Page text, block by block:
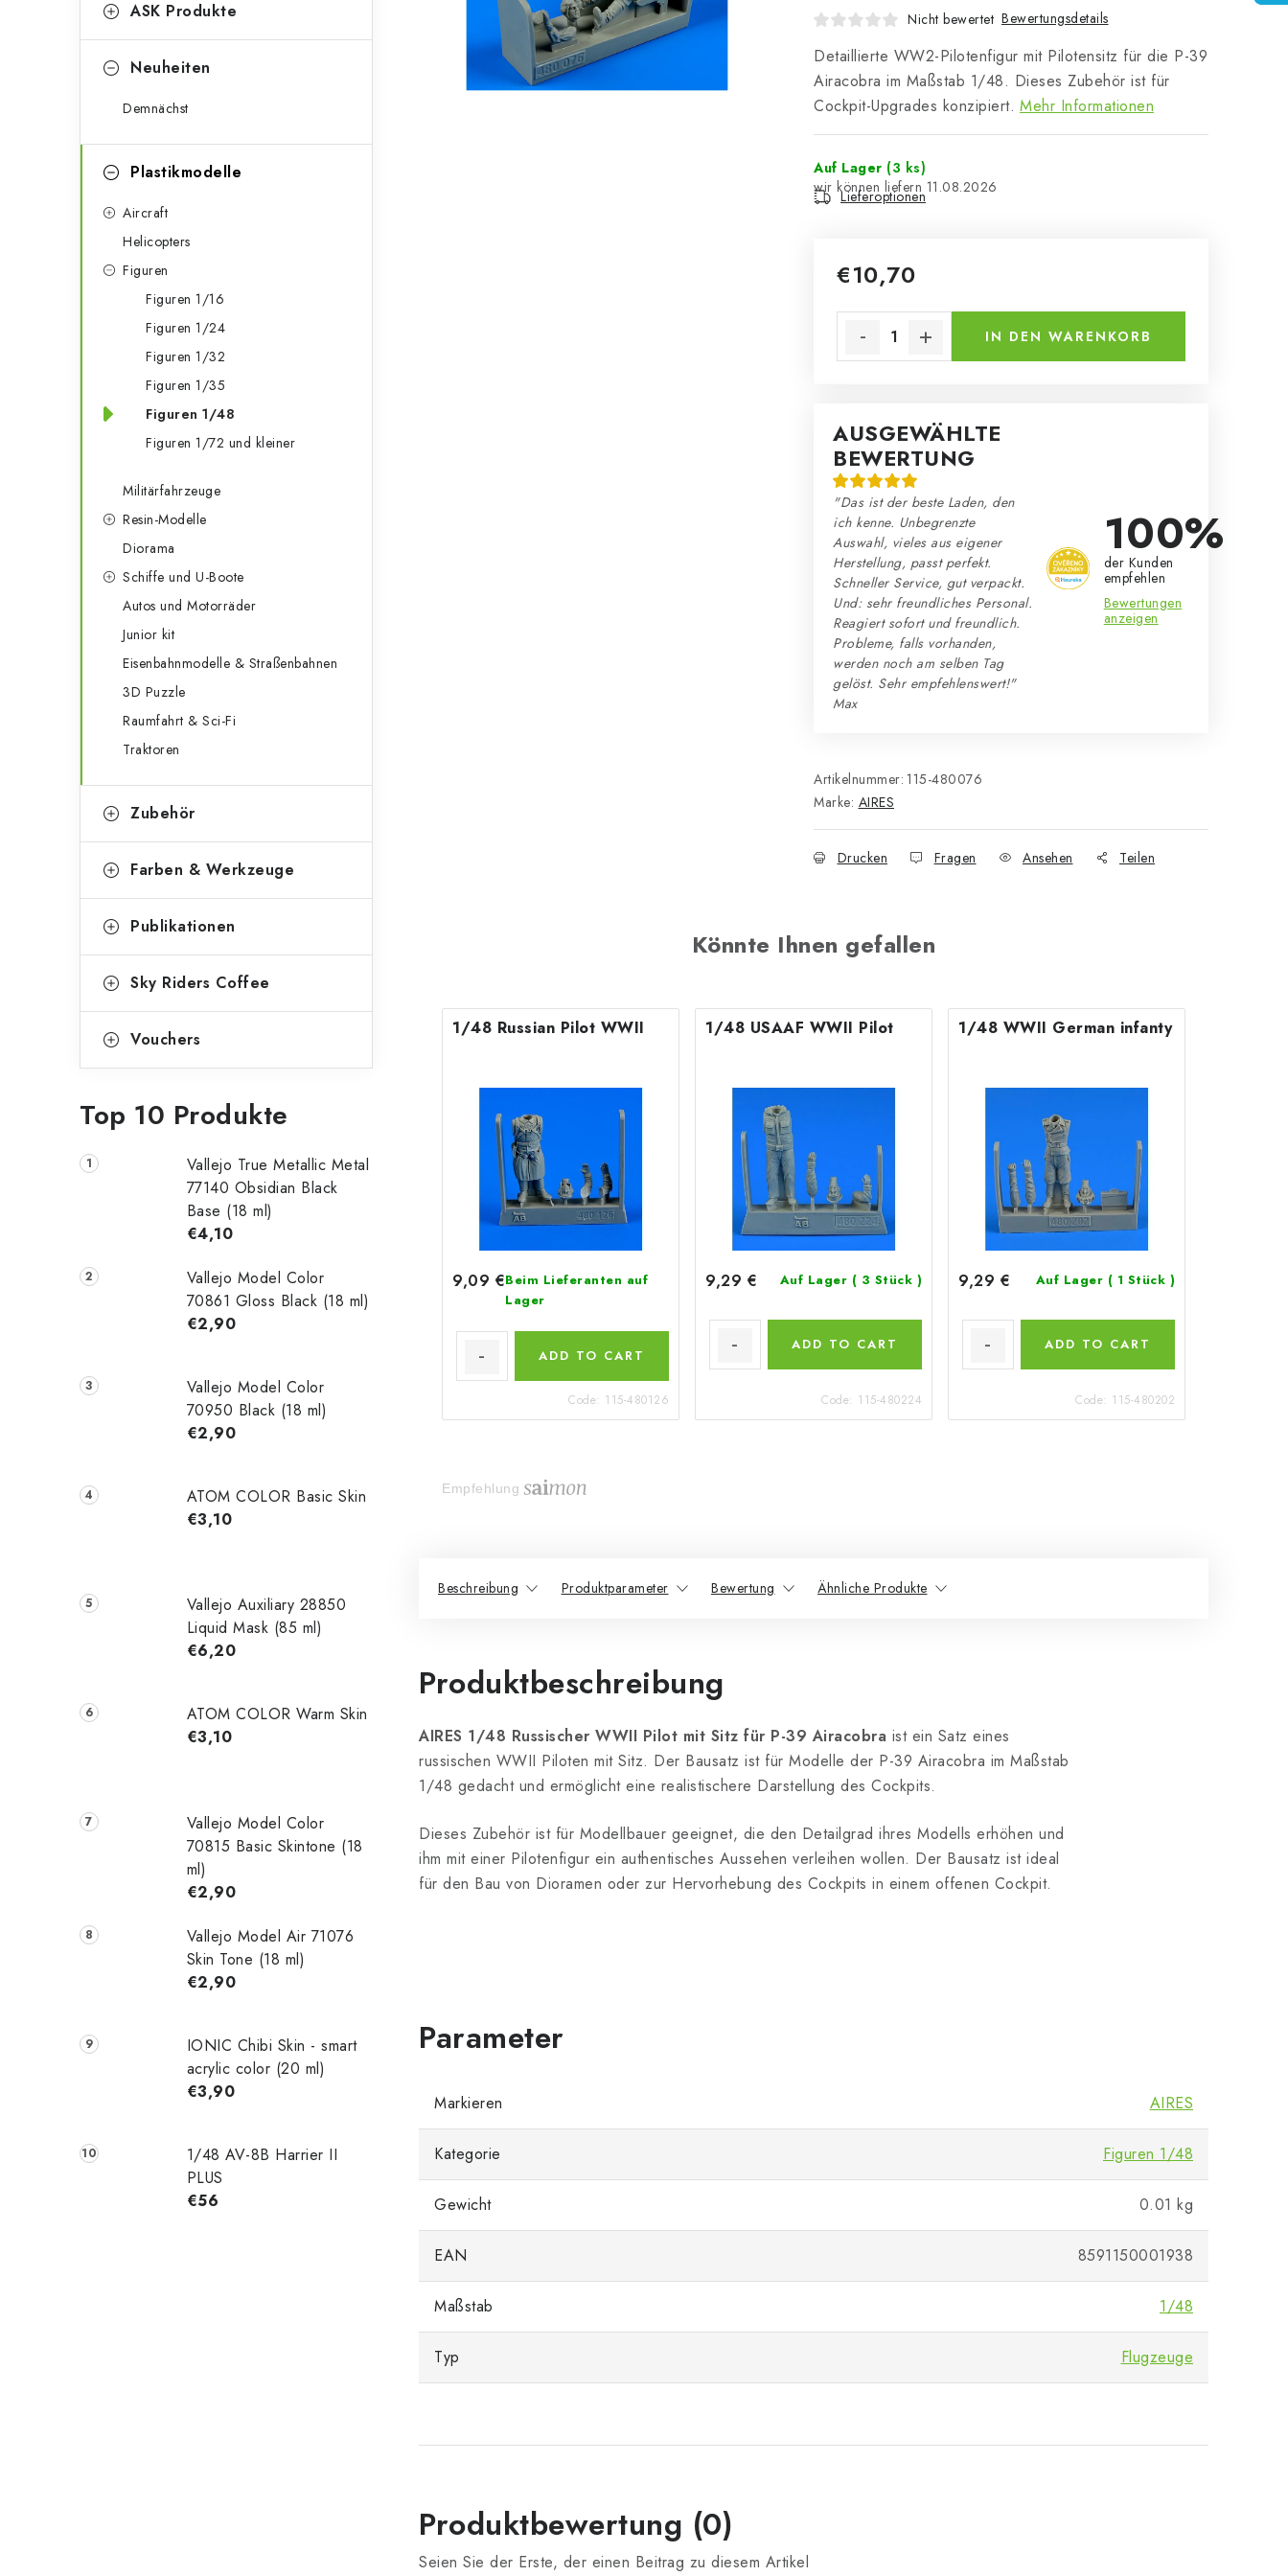
e
e
o
e
ASK Produkte
Neuheiten
Demnächst
Plastikmodelle
Aircraft
Helicopters
Figuren
Figuren 1/16
Figuren 1/24
Figuren 1/32
Figuren 1/35
Figuren 1/48
Figuren 1/72 und kleiner
Militärfahrzeuge
Resin-Modelle
Diorama
Schiffe und U-Boote
Autos und Motorräder
Junior kit
Eisenbahnmodelle & Straßenbahnen
3D Puzzle
Raumfahrt & Sci-Fi
Traktoren
Zubehör
Farben & Werkzeuge
Publikationen
Sky Riders Coffee
Vouchers
Top 10 Produkte
Vallejo True Metallic Metal
77140 Obsidian Black
Base (18 ml)
€4,10
Vallejo Model Color
70861 Gloss Black (18 ml)
€2,90
Vallejo Model Color
70950 Black (18 ml)
€2,90
ATOM COLOR Basic Skin
€3,10
Vallejo Auxiliary 28850
Liquid Mask (85 ml)
€6,20
ATOM COLOR Warm Skin
€3,10
Vallejo Model Color
70815 Basic Skintone (18
ml)
€2,90
Vallejo Model Air 71076
Skin Tone (18 ml)
€2,90
IONIC Chibi Skin - smart
acrylic color (20 ml)
€3,90
1/48 AV-8B Harrier II
PLUS
€56
Nicht bewertet Bewertungsdetails
Detaillierte WW2-Pilotenfigur mit Pilotensitz für die P-39
Airacobra im Maßstab 1/48. Dieses Zubehör ist für
Cockpit-Upgrades konzipiert. Mehr Informationen
Auf Lager (3 ks)
11.08.2026
Lieferoptionen
€10,70
IN DEN WARENKORB
AUSGEWÄHLTE
BEWERTUNG
"Das ist der beste Laden, den
ich kenne. Unbegrenzte
Auswahl, vieles aus eigener
Herstellung, passt perfekt.
Schneller Service, gut verpackt.
Und: sehr freundliches Personal.
Reagiert sofort und freundlich.
Probleme, falls vorhanden,
werden noch am selben Tag
gelöst. Sehr empfehlenswert!"
Max
100%
der Kunden
empfehlen
Bewertungen
anzeigen
Artikelnummer: 115-480076
Marke: AIRES
Drucken Fragen Ansehen Teilen
Könnte Ihnen gefallen
1/48 Russian Pilot WWII
9,09 €Beim Lieferanten auf
Lager
ADD TO CART
Code: 115-480126
1/48 USAAF WWII Pilot
9,29 € Auf Lager ( 3 Stück )
ADD TO CART
Code: 115-480224
1/48 WWII German infanty
9,29 € Auf Lager ( 1 Stück )
ADD TO CART
Code: 115-480202
Empfehlung
Beschreibung Produktparameter Bewertung Ähnliche Produkte
Produktbeschreibung
AIRES 1/48 Russischer WWII Pilot mit Sitz für P-39 Airacobra ist ein Satz eines
russischen WWII Piloten mit Sitz. Der Bausatz ist für Modelle der P-39 Airacobra im Maßstab
1/48 gedacht und ermöglicht eine realistischere Darstellung des Cockpits.
Dieses Zubehör ist für Modellbauer geeignet, die den Detailgrad ihres Modells erhöhen und
ihm mit einer Pilotenfigur ein authentisches Aussehen verleihen wollen. Der Bausatz ist ideal
für den Bau von Dioramen oder zur Hervorhebung des Cockpits in einem offenen Cockpit.
Markieren AIRES
Kategorie Figuren 1/48
Gewicht 0.01 kg
EAN 8591150001938
Maßstab 1/48
Typ Flugzeuge
Produktbewertung (0)
Seien Sie der Erste, der einen Beitrag zu diesem Artikel